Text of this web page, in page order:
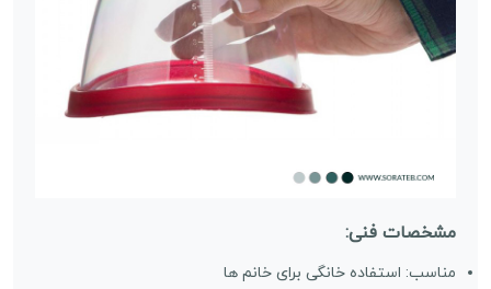
مشخصات فنی:
مناسب: استفاده خانگی برای خانم ها